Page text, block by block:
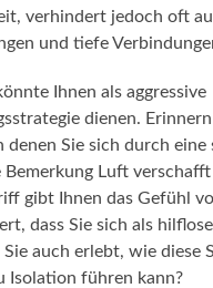
verhindert jedoch oft
und tiefe
Ihnen als aggressive
dienen.
denen Sie sich durch eine
Bemerkung Luft
gibt Ihnen das Gefühl
dass Sie sich als
auch erlebt, wie diese
Isolation führen kann?